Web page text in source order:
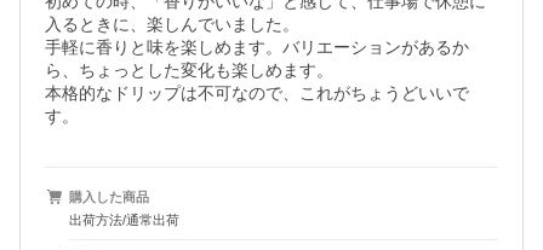
入るときに、楽しんでいました。
手軽に香りと味を楽しめます。バリエーションがあるか
ら、ちょっとした変化も楽しめます。
本格的なドリップは不可なので、これがちょうどいいで
す。
購入した商品
出荷方法/通常出荷